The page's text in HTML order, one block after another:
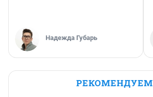
Надежда Губарь
РЕКОМЕНДУЕМ